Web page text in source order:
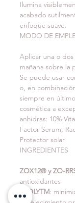
Ilumina
acabado
enfoque suave.
MODO DE
Aplicar una o
mañana sobre la
Se puede usar
o, en
siempre en
cosmética a
anhidras: 10%
Factor Serum,
Protector solar
INGREDIENTES
ZOX12® y ZO-
antioxidantes
ZPOLYTM: